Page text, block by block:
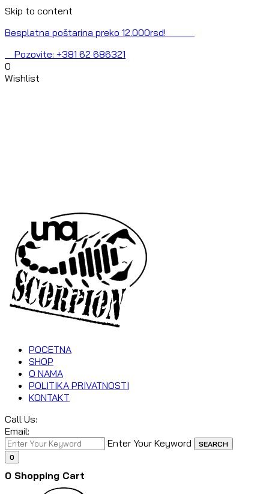
Skip to content
Besplatna poštarina preko 12.000rsd!
Pozovite: +381 62 686321
0
Wishlist
POCETNA
SHOP
O NAMA
POLITIKA PRIVATNOSTI
KONTAKT
Call Us:
Email:
Enter Your Keyword
SEARCH
0
0 Shopping Cart